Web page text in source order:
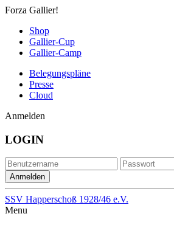
Forza Gallier!
Shop
Gallier-Cup
Gallier-Camp
Belegungspläne
Presse
Cloud
Anmelden
LOGIN
SSV Happerschoß 1928/46 e.V.
Menu